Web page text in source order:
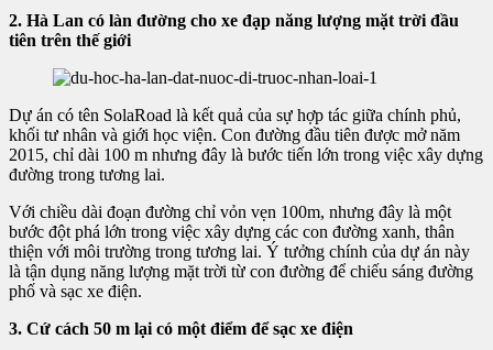
2. Hà Lan có làn đường cho xe đạp năng lượng mặt trời đầu
tiên trên thế giới
Dự án có tên SolaRoad là kết quả của sự hợp tác giữa chính phủ,
khối tư nhân và giới học viện. Con đường đầu tiên được mở năm
2015, chỉ dài 100 m nhưng đây là bước tiến lớn trong việc xây dựng
đường trong tương lai.
Với chiều dài đoạn đường chỉ vỏn vẹn 100m, nhưng đây là một
bước đột phá lớn trong việc xây dựng các con đường xanh, thân
thiện với môi trường trong tương lai. Ý tưởng chính của dự án này
là tận dụng năng lượng mặt trời từ con đường để chiếu sáng đường
phố và sạc xe điện.
3. Cứ cách 50 m lại có một điểm để sạc xe điện